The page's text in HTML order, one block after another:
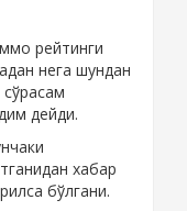
рейтинги
нега шундан
дейди.
хабар
бўлгани.